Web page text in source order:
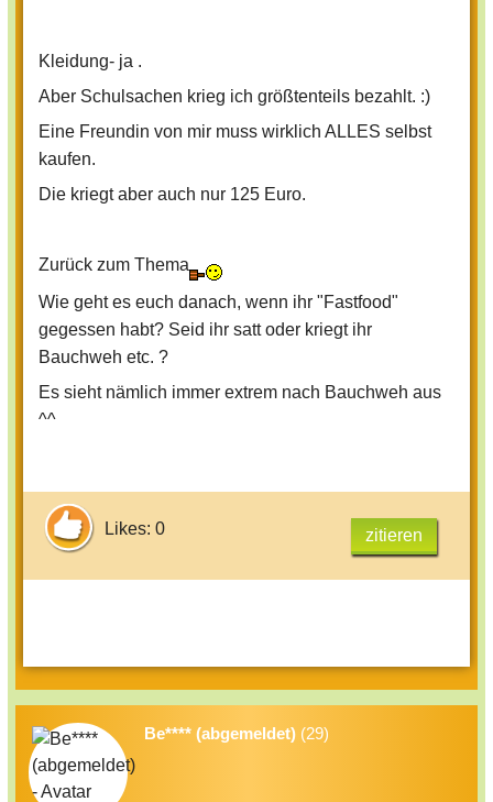
Kleidung- ja .
Aber Schulsachen krieg ich größtenteils bezahlt. :)
Eine Freundin von mir muss wirklich ALLES selbst
kaufen.
Die kriegt aber auch nur 125 Euro.
Zurück zum Thema
Wie geht es euch danach, wenn ihr "Fastfood"
gegessen habt? Seid ihr satt oder kriegt ihr
Bauchweh etc. ?
Es sieht nämlich immer extrem nach Bauchweh aus
^^
Likes: 0 zitieren
Be**** (abgemeldet) (29)